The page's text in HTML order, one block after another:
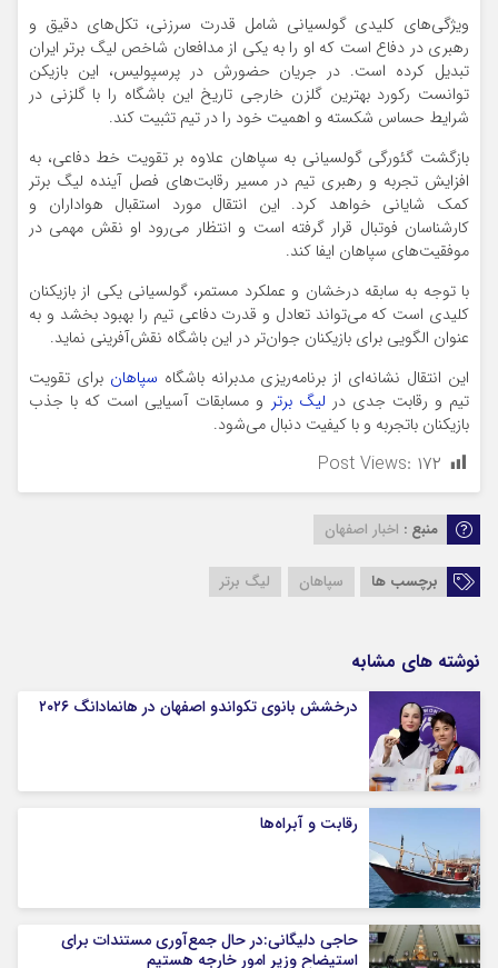
ویژگی‌های کلیدی گولسیانی شامل قدرت سرزنی، تکل‌های دقیق و
رهبری در دفاع است که او را به یکی از مدافعان شاخص لیگ برتر ایران
تبدیل کرده است. در جریان حضورش در پرسپولیس، این بازیکن
توانست رکورد بهترین گلزن خارجی تاریخ این باشگاه را با گلزنی در
شرایط حساس شکسته و اهمیت خود را در تیم تثبیت کند.
بازگشت گئورگی گولسیانی به سپاهان علاوه بر تقویت خط دفاعی، به
افزایش تجربه و رهبری تیم در مسیر رقابت‌های فصل آینده لیگ برتر
کمک شایانی خواهد کرد. این انتقال مورد استقبال هواداران و
کارشناسان فوتبال قرار گرفته است و انتظار می‌رود او نقش مهمی در
موفقیت‌های سپاهان ایفا کند.
با توجه به سابقه درخشان و عملکرد مستمر، گولسیانی یکی از بازیکنان
کلیدی است که می‌تواند تعادل و قدرت دفاعی تیم را بهبود بخشد و به
عنوان الگویی برای بازیکنان جوان‌تر در این باشگاه نقش‌آفرینی نماید.
این انتقال نشانه‌ای از برنامه‌ریزی مدبرانه باشگاه سپاهان برای تقویت
تیم و رقابت جدی در لیگ برتر و مسابقات آسیایی است که با جذب
بازیکنان باتجربه و با کیفیت دنبال می‌شود.
Post Views: ۱۷۲
منبع : اخبار اصفهان
برچسب ها سپاهان لیگ برتر
نوشته های مشابه
درخشش بانوی تکواندو اصفهان در هانمادانگ ۲۰۲۶
رقابت و آبراه‌ها
حاجی دلیگانی:در حال جمع‌آوری مستندات برای
استیضاح وزیر امور خارجه هستیم